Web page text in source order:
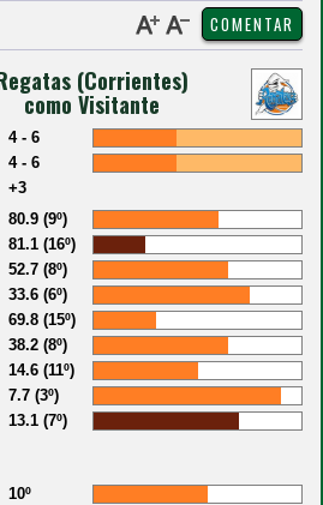
(Corrientes)
como Visitante
4 - 6
4 - 6
+3
80.9 (9º)
81.1 (16º)
52.7 (8º)
33.6 (6º)
69.8 (15º)
38.2 (8º)
14.6 (11º)
7.7 (3º)
13.1 (7º)
10º